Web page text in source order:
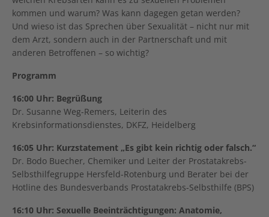
kommen und warum? Was kann dagegen getan werden?
Und wieso ist das Sprechen über Sexualität – nicht nur mit
dem Arzt, sondern auch in der Partnerschaft und mit
anderen Betroffenen – so wichtig?
Programm
16:00 Uhr: Begrüßung
Dr. Susanne Weg-Remers, Leiterin des
Krebsinformationsdienstes, DKFZ, Heidelberg
16:05 Uhr: Kurzstatement „Es gibt kein richtig oder falsch.“
Dr. Bodo Buecher, Chemiker und Leiter der Prostatakrebs-
Selbsthilfegruppe Hersfeld-Rotenburg und Berater bei der
Hotline des Bundesverbands Prostatakrebs-Selbsthilfe (BPS)
16:10 Uhr: Sexuelle Beeinträchtigungen: Anatomie,